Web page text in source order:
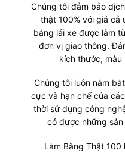
Chúng tôi đảm bảo
thật 100% với giá cả
bằng lái xe được làm
đơn vị giao thông.
kích thước, màu
Chúng tôi luôn nắm
cực và hạn chế của
thời sử dụng công
có được những
Làm Bằng Thật